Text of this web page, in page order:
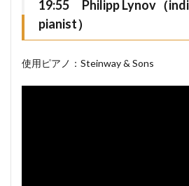
19:55 Philipp Lynov（
pianist）
使用ピアノ：Steinway & Sons